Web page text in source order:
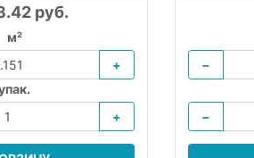
руб.
м²
+
+
−
−